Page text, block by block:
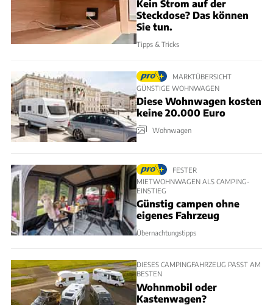
Kein Strom auf der
Steckdose? Das können
Sie tun.
Tipps & Tricks
MARKTÜBERSICHT
GÜNSTIGE WOHNWAGEN
Diese Wohnwagen kosten
keine 20.000 Euro
Wohnwagen
FESTER
MIETWOHNWAGEN ALS CAMPING-
EINSTIEG
Günstig campen ohne
eigenes Fahrzeug
Übernachtungstipps
DIESES CAMPINGFAHRZEUG PASST AM
BESTEN
Wohnmobil oder
Kastenwagen?